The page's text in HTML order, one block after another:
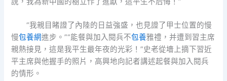
“我親目睹證了內陸的日益強盛，也見證了甲士位置的慢
慢包養網進步。”“能餐與加入閱兵不包養雅禮，并遭到習主席
親熱接見，這是我平生最年夜的光彩！”史老從墻上摘下習近
平主席與他握手的照片，高興地向記者講述起餐與加入閱兵
的情形。